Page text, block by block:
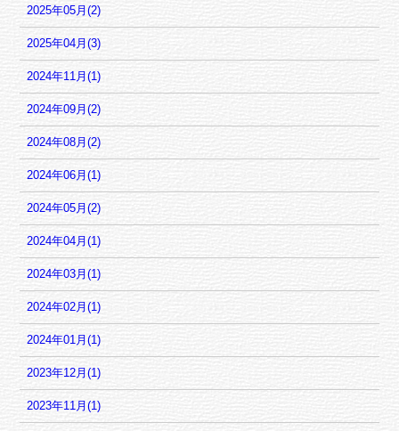
2025年05月(2)
2025年04月(3)
2024年11月(1)
2024年09月(2)
2024年08月(2)
2024年06月(1)
2024年05月(2)
2024年04月(1)
2024年03月(1)
2024年02月(1)
2024年01月(1)
2023年12月(1)
2023年11月(1)